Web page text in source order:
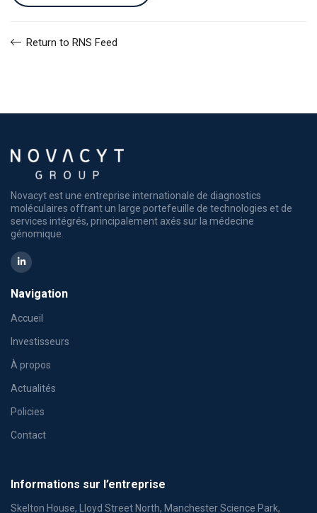
Return to RNS Feed
Novacyt est une entreprise internationale de diagnostics
moléculaires offrant un large portefeuille de technologies et de
services intégrés, principalement axés sur la médecine
génomique.
Navigation
Accueil
Investisseurs
À propos
Actualités
Policies
Contact
Informations sur l’entreprise
Skelton House, Lloyd Street North, Manchester Science Park,